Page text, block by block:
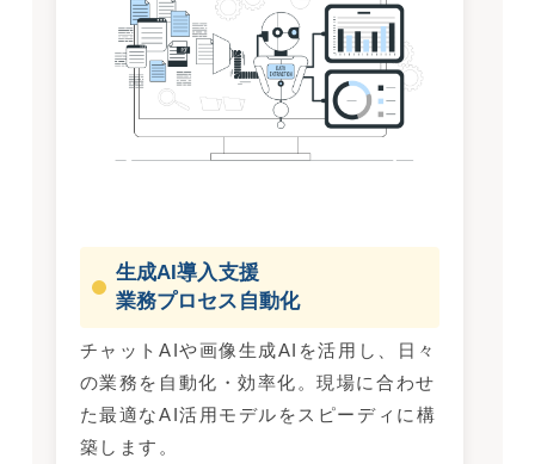
生成AI導入支援
業務プロセス自動化
チャットAIや画像生成AIを活用し、日々
の業務を自動化・効率化。現場に合わせ
た最適なAI活用モデルをスピーディに構
築します。